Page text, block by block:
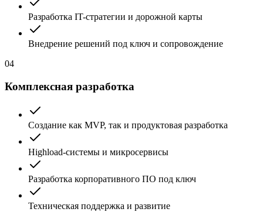
Разработка IT-стратегии и дорожной карты
Внедрение решений под ключ и сопровождение
04
Комплексная разработка
Создание как MVP, так и продуктовая разработка
Highload-системы и микросервисы
Разработка корпоративного ПО под ключ
Техническая поддержка и развитие